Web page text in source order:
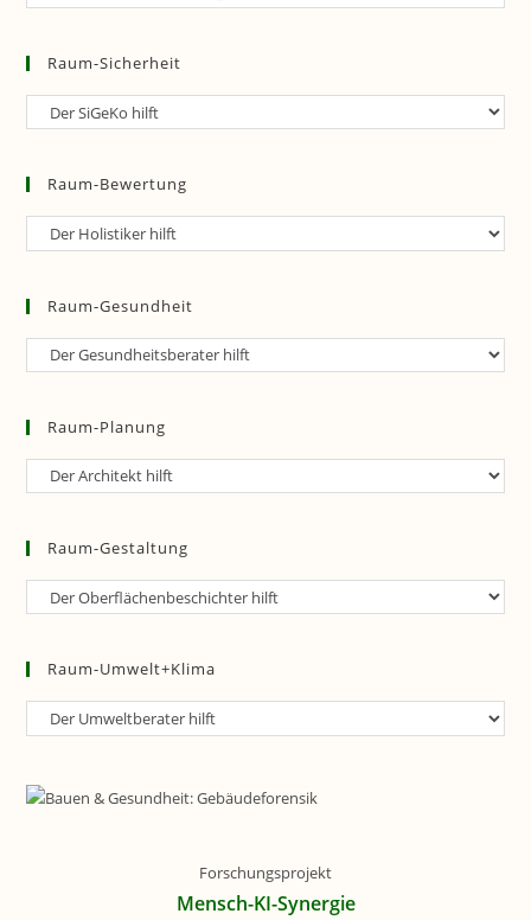
Raum-Sicherheit
Raum-
Raum-Bewertung
Raum-
Raum-Gesundheit
Raum-
Raum-Planung
Raum-
Raum-Gestaltung
Raum-
Raum-Umwelt+Klima
Raum-
Forschungsprojekt
Mensch-KI-Synergie